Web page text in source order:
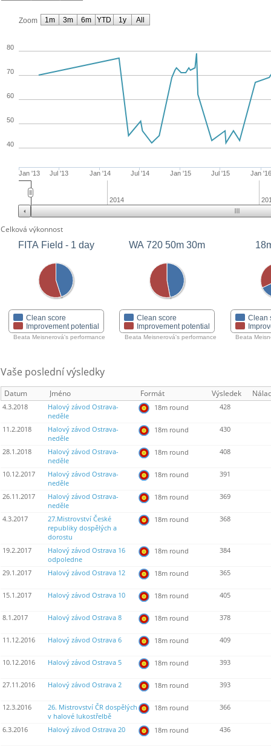
Zoom
Jan '13 Jul '13 Jan '14 Jul '14 Jan '15 Jul '15 Jan
40
50
60
70
80
2014
1m 3m 6m YTD 1y All
Celková výkonnost
FITA Field - 1 day
Clean score
Improvement potential
Beata Meisnerová's performance
WA 720 50m 30m
Clean score
Improvement potential
Beata Meisnerová's performance
Clean
Beata
Vaše poslední výsledky
Datum Jméno Formát Výsledek
4.3.2018
Halový závod Ostrava-
neděle
18m round 428
11.2.2018
Halový závod Ostrava-
neděle
18m round 430
28.1.2018
Halový závod Ostrava-
neděle
18m round 408
10.12.2017
Halový závod Ostrava-
neděle
18m round 391
26.11.2017
Halový závod Ostrava-
neděle
18m round 369
4.3.2017
27.Mistrovství České
republiky dospělých a
dorostu
18m round 368
19.2.2017
Halový závod Ostrava 16
odpoledne
18m round 384
29.1.2017 Halový závod Ostrava 12 18m round 365
15.1.2017 Halový závod Ostrava 10 18m round 405
8.1.2017 Halový závod Ostrava 8 18m round 378
11.12.2016 Halový závod Ostrava 6 18m round 409
10.12.2016 Halový závod Ostrava 5 18m round 393
27.11.2016 Halový závod Ostrava 2 18m round 393
12.3.2016
26. Mistrovství ČR dospělých
v halové lukostřelbě
18m round 366
6.3.2016 Halový závod Ostrava 20 18m round 436